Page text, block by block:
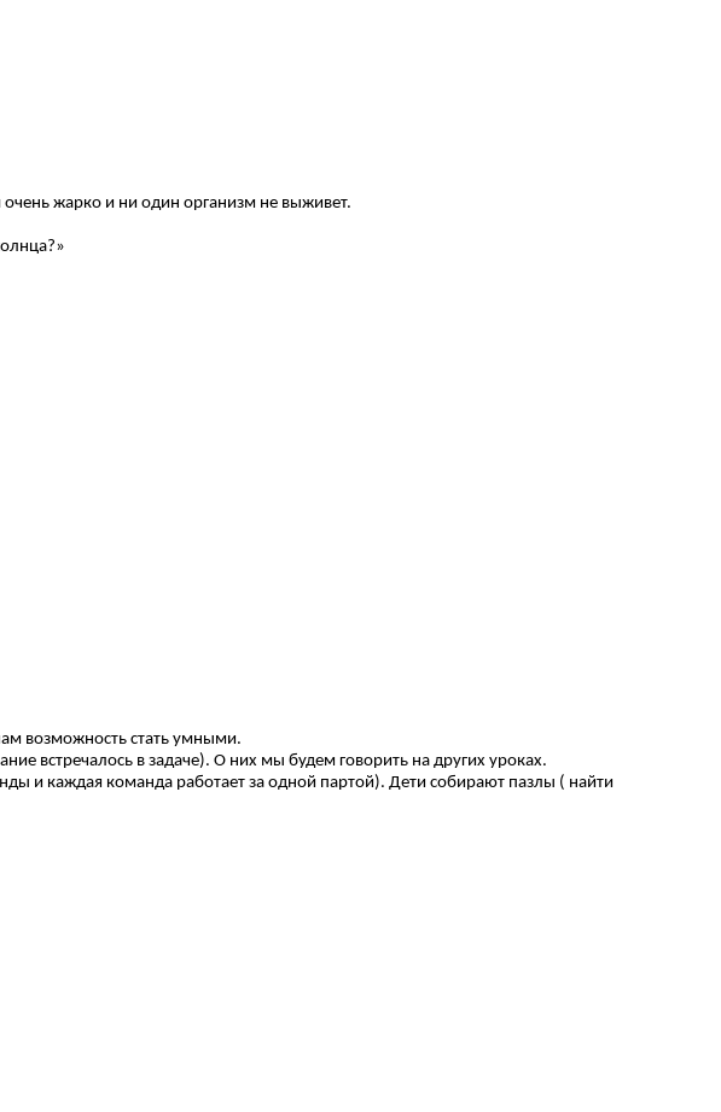
жарко и ни один организм не выживет.
возможность стать умными.
встречалось в задаче). О них мы будем говорить на других уроках.
и каждая команда работает за одной партой). Дети собирают пазлы ( найти